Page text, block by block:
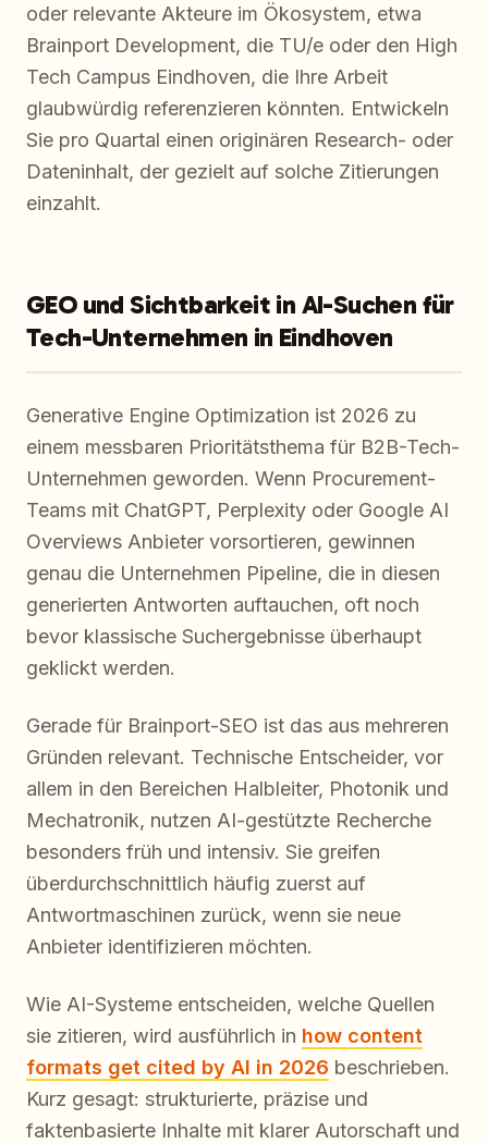
oder relevante Akteure im Ökosystem, etwa
Brainport Development, die TU/e oder den High
Tech Campus Eindhoven, die Ihre Arbeit
glaubwürdig referenzieren könnten. Entwickeln
Sie pro Quartal einen originären Research- oder
Dateninhalt, der gezielt auf solche Zitierungen
einzahlt.
GEO und Sichtbarkeit in AI-Suchen für
Tech-Unternehmen in Eindhoven
Generative Engine Optimization ist 2026 zu
einem messbaren Prioritätsthema für B2B-Tech-
Unternehmen geworden. Wenn Procurement-
Teams mit ChatGPT, Perplexity oder Google AI
Overviews Anbieter vorsortieren, gewinnen
genau die Unternehmen Pipeline, die in diesen
generierten Antworten auftauchen, oft noch
bevor klassische Suchergebnisse überhaupt
geklickt werden.
Gerade für Brainport-SEO ist das aus mehreren
Gründen relevant. Technische Entscheider, vor
allem in den Bereichen Halbleiter, Photonik und
Mechatronik, nutzen AI-gestützte Recherche
besonders früh und intensiv. Sie greifen
überdurchschnittlich häufig zuerst auf
Antwortmaschinen zurück, wenn sie neue
Anbieter identifizieren möchten.
Wie AI-Systeme entscheiden, welche Quellen
sie zitieren, wird ausführlich in how content
formats get cited by AI in 2026 beschrieben.
Kurz gesagt: strukturierte, präzise und
faktenbasierte Inhalte mit klarer Autorschaft und